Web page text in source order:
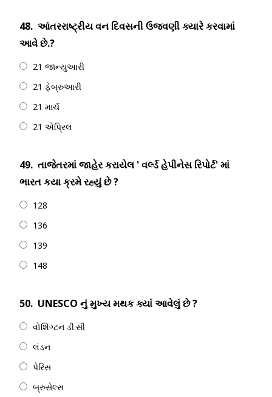
48. આંતરરાષ્ટ્રીય વન દિવસની ઉજવણી ક્યારે કરવામાં
આવે છે.?
21 જાન્યુઆરી
21 ફેબ્રુઆરી
21 માર્ચ
21 એપ્રિલ
49. તાજેતરમાં જાહેર કરાયેલ ' વર્લ્ડ હેપીનેસ રિપોર્ટ' માં
ભારત કયા ક્રમે રહ્યું છે ?
128
136
139
148
50. UNESCO નું મુખ્ય મથક ક્યાં આવેલું છે ?
વોશિંગ્ટન ડી.સી
લંડન
પેરિસ
બ્રુસેલ્સ